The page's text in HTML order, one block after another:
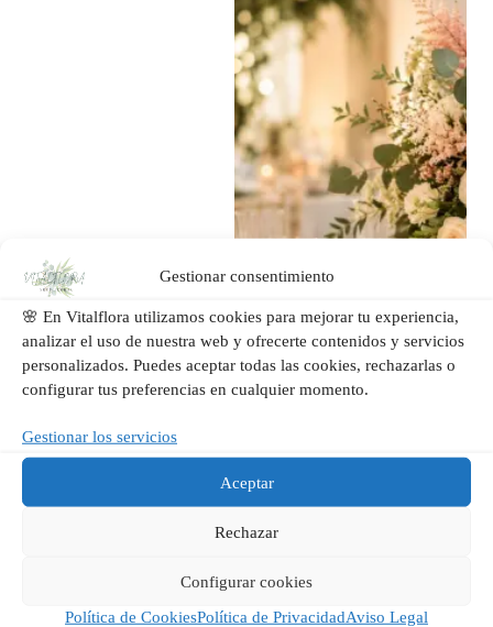
Gestionar consentimiento
🌸 En Vitalflora utilizamos cookies para mejorar tu experiencia,
analizar el uso de nuestra web y ofrecerte contenidos y servicios
personalizados. Puedes aceptar todas las cookies, rechazarlas o
configurar tus preferencias en cualquier momento.
Gestionar los servicios
Aceptar
Rechazar
Configurar cookies
Política de CookiesPolítica de PrivacidadAviso Legal
enviar flores a domicilio valencia con diseños
exclusivos para tu gran día. ¡Contáctanos hoy!
Síguenos en Redes